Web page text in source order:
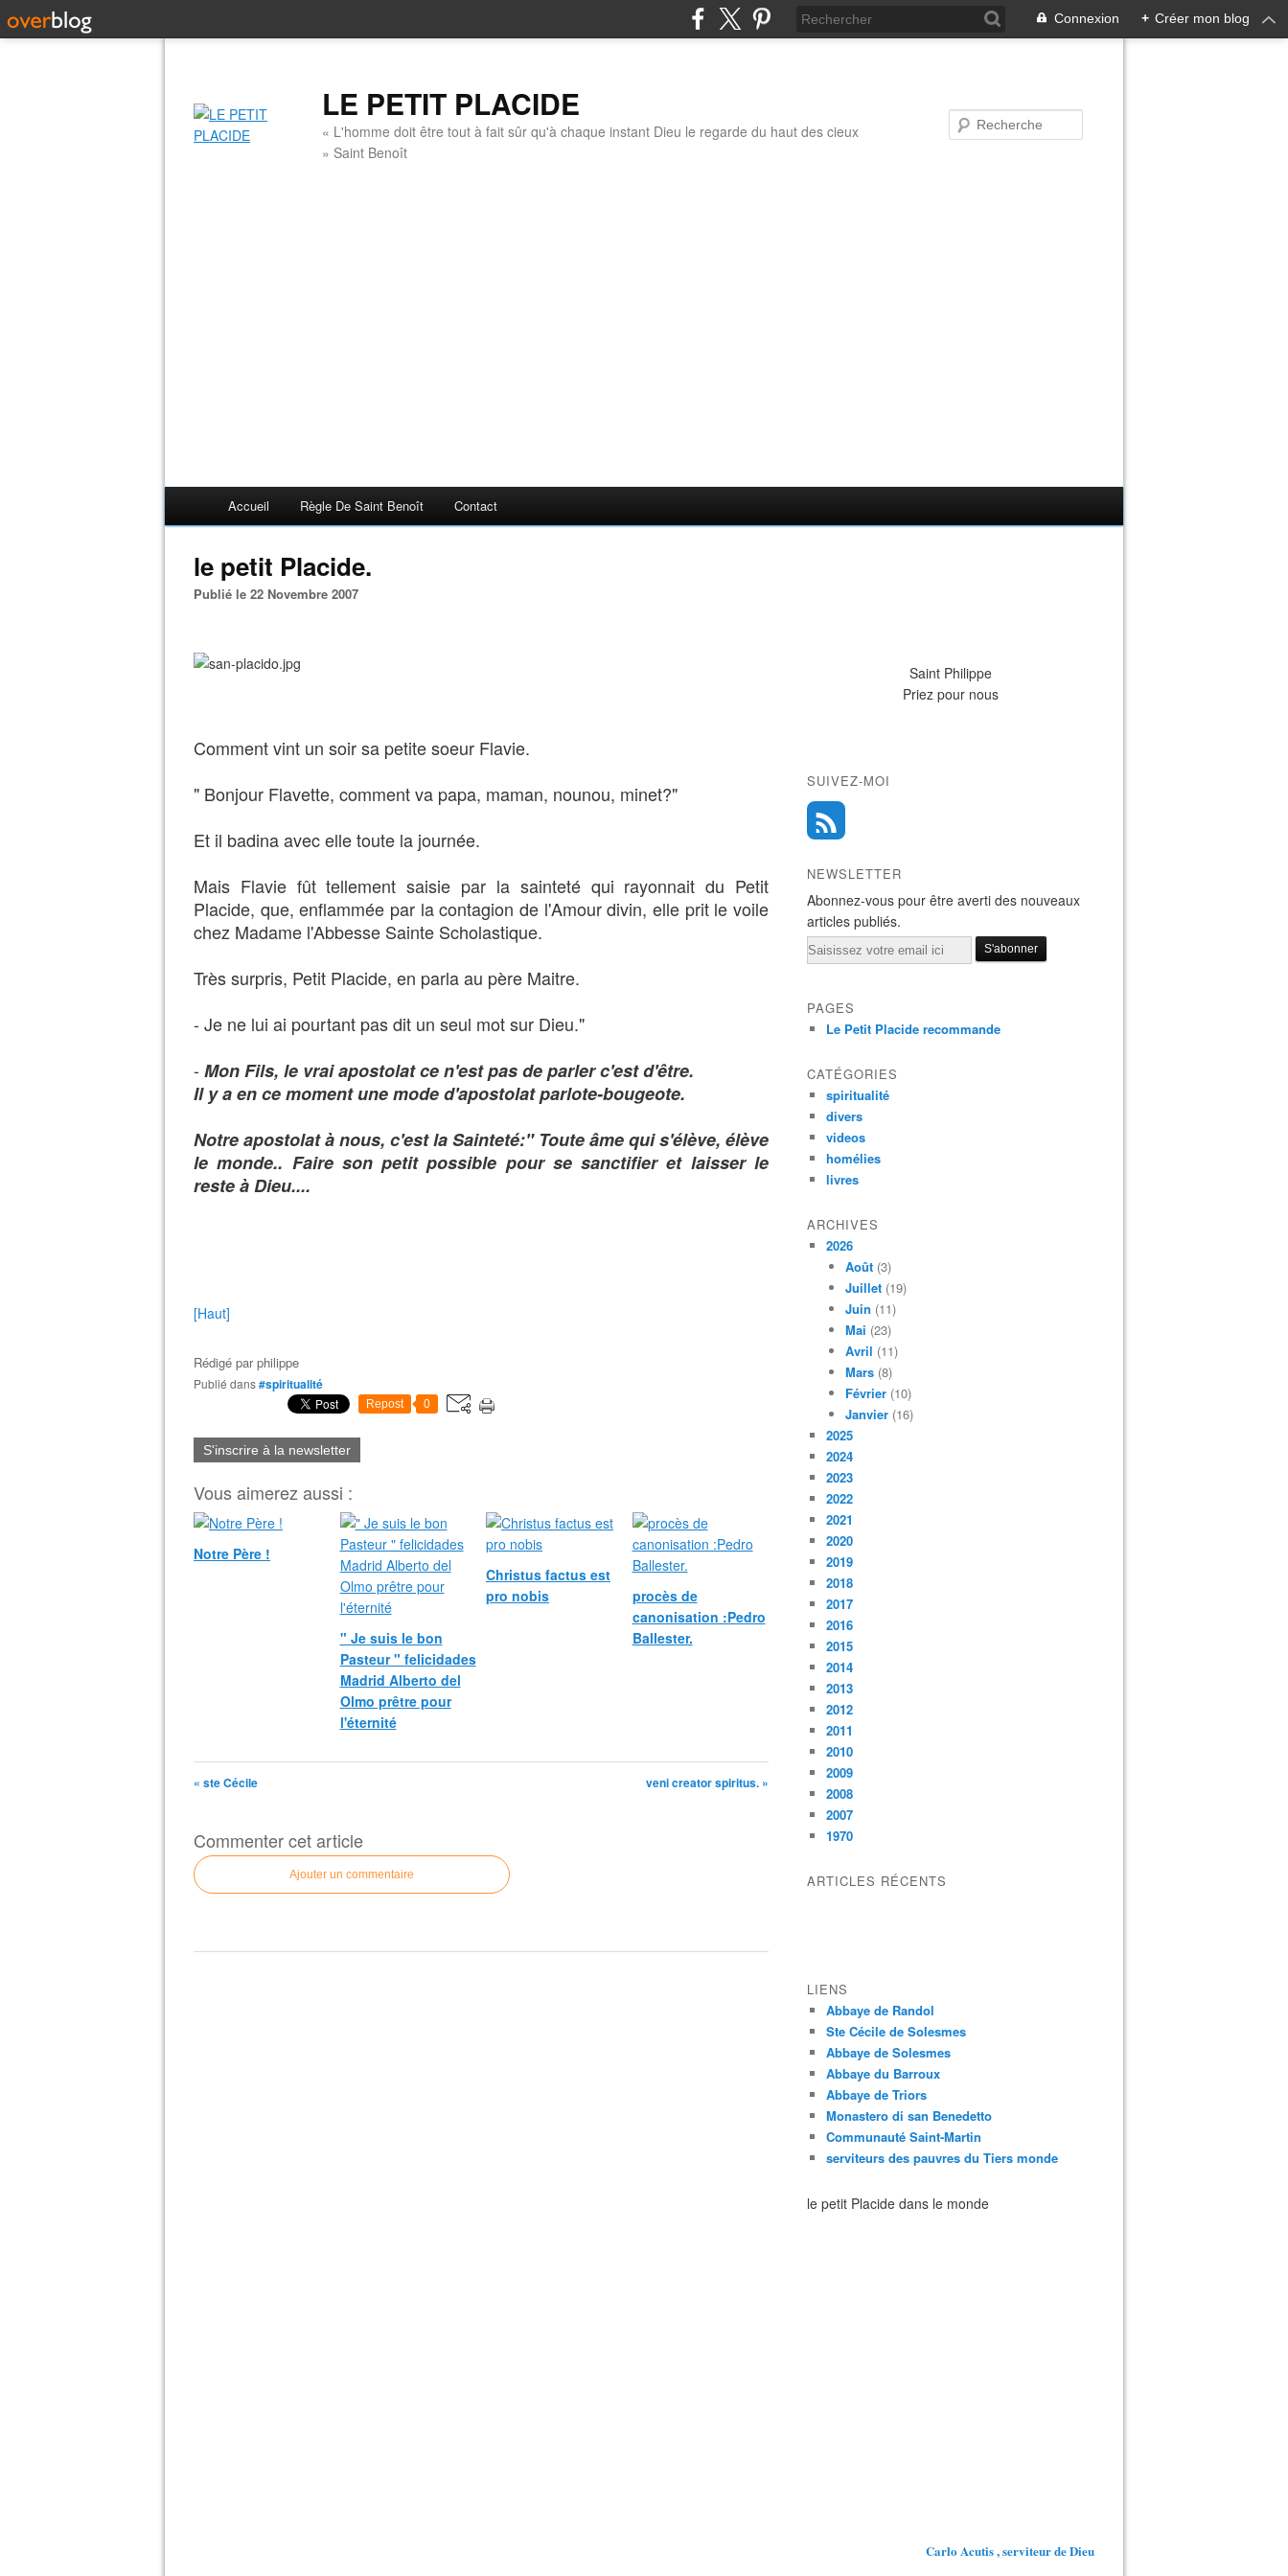
Connexion + Créer mon blog
LE PETIT PLACIDE
« L'homme doit être tout à fait sûr qu'à chaque instant Dieu le regarde du haut des cieux
» Saint Benoît
Accueil Règle De Saint Benoît Contact
le petit Placide.
Publié le 22 Novembre 2007
Comment vint un soir sa petite soeur Flavie.
" Bonjour Flavette, comment va papa, maman, nounou, minet?"
Et il badina avec elle toute la journée.
Mais Flavie fût tellement saisie par la sainteté qui rayonnait du Petit
Placide, que, enflammée par la contagion de l'Amour divin, elle prit le voile
chez Madame l'Abbesse Sainte Scholastique.
Très surpris, Petit Placide, en parla au père Maitre.
- Je ne lui ai pourtant pas dit un seul mot sur Dieu."
- Mon Fils, le vrai apostolat ce n'est pas de parler c'est d'être.
Il y a en ce moment une mode d'apostolat parlote-bougeote.
Notre apostolat à nous, c'est la Sainteté:" Toute âme qui s'élève, élève
le monde.. Faire son petit possible pour se sanctifier et laisser le
reste à Dieu....
[Haut]
Rédigé parphilippe
Publié dans#spiritualité
Repost 0
S'inscrire à la newsletter
Vous aimerez aussi :
Notre Père !
" Je suis le bon
Pasteur " felicidades
Madrid Alberto del
Olmo prêtre pour
l'éternité
Christus factus est
pro nobis
procès de
canonisation :Pedro
Ballester.
« ste Cécile veni creator spiritus. »
Commenter cet article
Ajouter un commentaire
Saint Philippe
Priez pour nous
SUIVEZ-MOI
NEWSLETTER
Abonnez-vous pour être averti des nouveaux
articles publiés.
Email
PAGES
Le Petit Placide recommande
CATÉGORIES
spiritualité
divers
videos
homélies
livres
ARCHIVES
2026
Août (3)
Juillet (19)
Juin (11)
Mai (23)
Avril (11)
Mars (8)
Février (10)
Janvier (16)
2025
2024
2023
2022
2021
2020
2019
2018
2017
2016
2015
2014
2013
2012
2011
2010
2009
2008
2007
1970
ARTICLES RÉCENTS
LIENS
Abbaye de Randol
Ste Cécile de Solesmes
Abbaye de Solesmes
Abbaye du Barroux
Abbaye de Triors
Monastero di san Benedetto
Communauté Saint-Martin
serviteurs des pauvres du Tiers monde
le petit Placide dans le monde
Carlo Acutis , serviteur de Dieu